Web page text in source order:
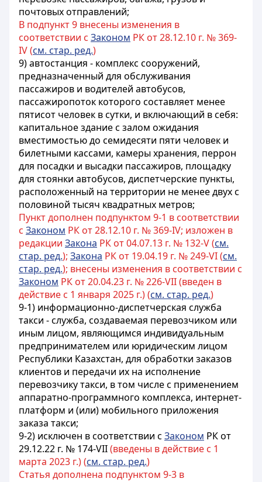
почтовых отправлений;
В подпункт 9 внесены изменения в
соответствии с Законом РК от 28.12.10 г. № 369-
IV (см. стар. ред.)
9) автостанция - комплекс сооружений,
предназначенный для обслуживания
пассажиров и водителей автобусов,
пассажиропоток которого составляет менее
пятисот человек в сутки, и включающий в себя:
капитальное здание с залом ожидания
вместимостью до семидесяти пяти человек и
билетными кассами, камеры хранения, перрон
для посадки и высадки пассажиров, площадку
для стоянки автобусов, диспетчерские пункты,
расположенный на территории не менее двух с
половиной тысяч квадратных метров;
Пункт дополнен подпунктом 9-1 в соответствии
с Законом РК от 28.12.10 г. № 369-IV; изложен в
редакции Закона РК от 04.07.13 г. № 132-V (см.
стар. ред.); Закона РК от 19.04.19 г. № 249-VI (см.
стар. ред.); внесены изменения в соответствии с
Законом РК от 20.04.23 г. № 226-VII (введен в
действие с 1 января 2025 г.) (см. стар. ред.)
9-1) информационно-диспетчерская служба
такси - служба, создаваемая перевозчиком или
иным лицом, являющимся индивидуальным
предпринимателем или юридическим лицом
Республики Казахстан, для обработки заказов
клиентов и передачи их на исполнение
перевозчику такси, в том числе с применением
аппаратно-программного комплекса, интернет-
платформ и (или) мобильного приложения
заказа такси;
9-2) исключен в соответствии с Законом РК от
29.12.22 г. № 174-VII(введены в действие с 1
марта 2023 г.) (см. стар. ред.)
Статья дополнена подпунктом 9-3 в